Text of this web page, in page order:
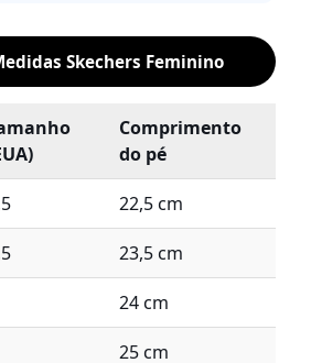
Skechers Feminino
Comprimento
do pé
22,5 cm
23,5 cm
24 cm
25 cm